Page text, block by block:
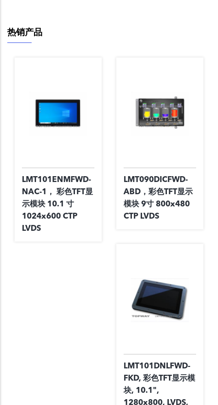
热销产品
LMT101ENMFWD-
NAC-1， 彩色TFT显
示模块 10.1 寸
1024x600 CTP
LVDS
LMT090DICFWD-
ABD，彩色TFT显示
模块 9寸 800x480
CTP LVDS
LMT101DNLFWD-
FKD, 彩色TFT显示模
块, 10.1",
1280x800, LVDS,